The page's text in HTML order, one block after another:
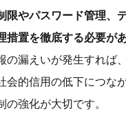
限やパスワード管理、
措置を徹底する必要が
の漏えいが発生すれば
会的信用の低下につな
の強化が大切です。